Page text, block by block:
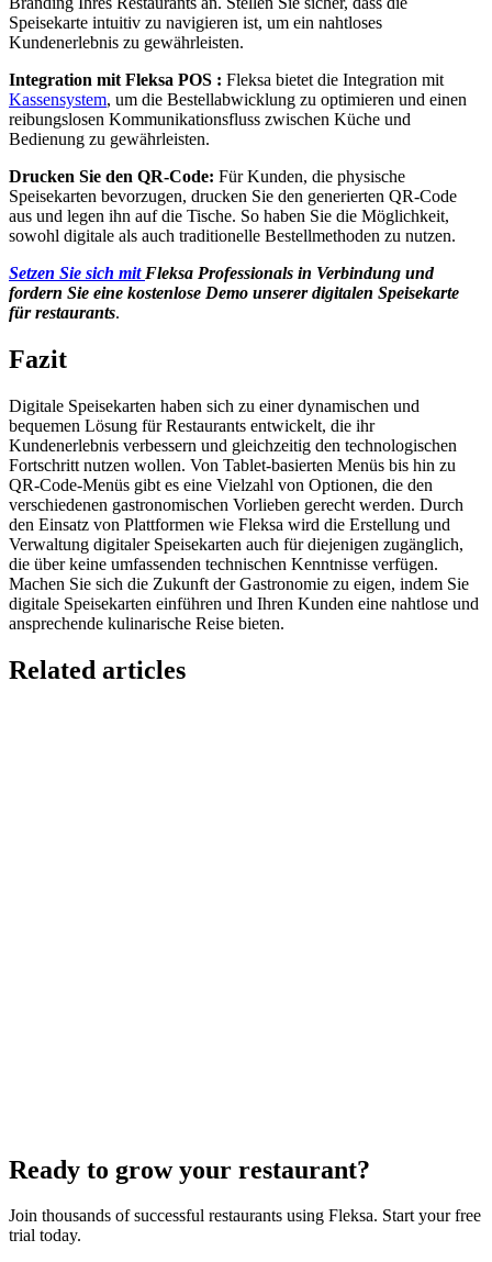
Speisekarte intuitiv zu navigieren ist, um ein nahtloses
Kundenerlebnis zu gewährleisten.
Integration mit Fleksa POS : Fleksa bietet die Integration mit
Kassensystem, um die Bestellabwicklung zu optimieren und einen
reibungslosen Kommunikationsfluss zwischen Küche und
Bedienung zu gewährleisten.
Drucken Sie den QR-Code: Für Kunden, die physische
Speisekarten bevorzugen, drucken Sie den generierten QR-Code
aus und legen ihn auf die Tische. So haben Sie die Möglichkeit,
sowohl digitale als auch traditionelle Bestellmethoden zu nutzen.
Setzen Sie sich mit Fleksa Professionals in Verbindung und
fordern Sie eine kostenlose Demo unserer digitalen Speisekarte
für restaurants.
Fazit
Digitale Speisekarten haben sich zu einer dynamischen und
bequemen Lösung für Restaurants entwickelt, die ihr
Kundenerlebnis verbessern und gleichzeitig den technologischen
Fortschritt nutzen wollen. Von Tablet-basierten Menüs bis hin zu
QR-Code-Menüs gibt es eine Vielzahl von Optionen, die den
verschiedenen gastronomischen Vorlieben gerecht werden. Durch
den Einsatz von Plattformen wie Fleksa wird die Erstellung und
Verwaltung digitaler Speisekarten auch für diejenigen zugänglich,
die über keine umfassenden technischen Kenntnisse verfügen.
Machen Sie sich die Zukunft der Gastronomie zu eigen, indem Sie
digitale Speisekarten einführen und Ihren Kunden eine nahtlose und
ansprechende kulinarische Reise bieten.
Related articles
Ready to grow your restaurant?
Join thousands of successful restaurants using Fleksa. Start your free
trial today.